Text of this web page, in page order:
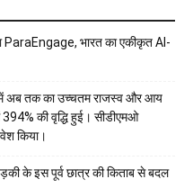
भारत का एकीकृत AI-
में अब तक का उच्चतम राजस्व और आय
की वृद्धि हुई। सीडीएमओ
किया।
के इस पूर्व छात्र की किताब से बदल